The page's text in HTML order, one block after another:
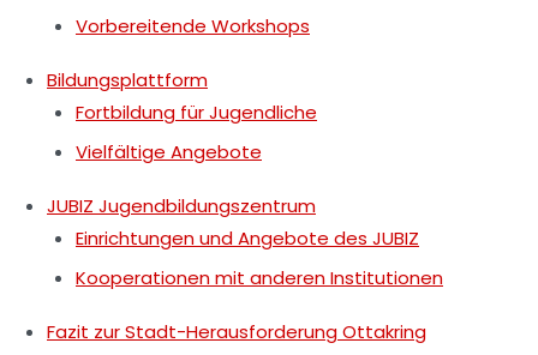
Vorbereitende Workshops
Bildungsplattform
Fortbildung für Jugendliche
Vielfältige Angebote
JUBIZ Jugendbildungszentrum
Einrichtungen und Angebote des JUBIZ
Kooperationen mit anderen Institutionen
Fazit zur Stadt-Herausforderung Ottakring